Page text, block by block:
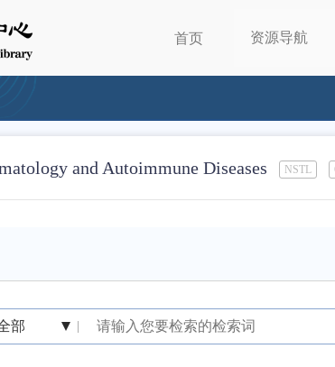
首页 资源导航
and Autoimmune Diseases NSTL
部